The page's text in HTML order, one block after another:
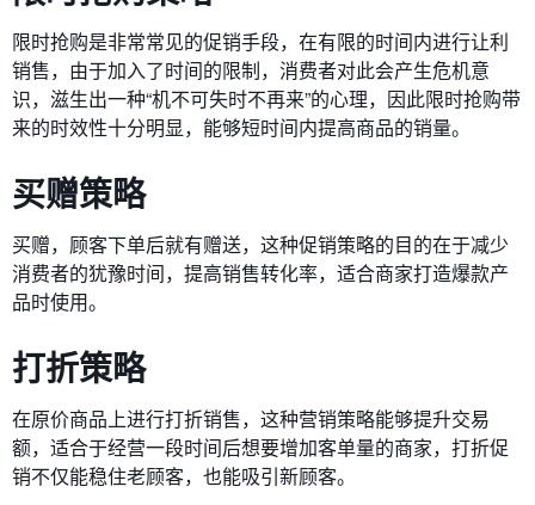
限时抢购是非常常见的促销手段，在有限的时间内进行让利
销售，由于加入了时间的限制，消费者对此会产生危机意
识，滋生出一种“机不可失时不再来”的心理，因此限时抢购带
来的时效性十分明显，能够短时间内提高商品的销量。
买赠策略
买赠，顾客下单后就有赠送，这种促销策略的目的在于减少
消费者的犹豫时间，提高销售转化率，适合商家打造爆款产
品时使用。
打折策略
在原价商品上进行打折销售，这种营销策略能够提升交易
额，适合于经营一段时间后想要增加客单量的商家，打折促
销不仅能稳住老顾客，也能吸引新顾客。